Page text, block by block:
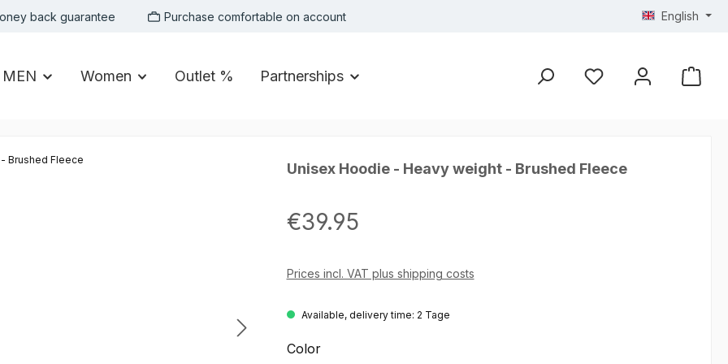
back guarantee Purchase comfortable on account English
MEN Women Outlet % Partnerships
Unisex Hoodie - Heavy weight - Brushed Fleece
Regular price:
€39.95
Prices incl. VAT plus shipping costs
Available, delivery time: 2 Tage
Select
Color